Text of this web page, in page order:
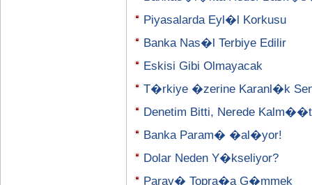
Piyasalarda Eyl�l Korkusu
Banka Nas�l Terbiye Edilir
Eskisi Gibi Olmayacak
T�rkiye �zerine Karanl�k
Denetim Bitti, Nerede
Banka Param� �al�yor!
Dolar Neden Y�kseliyor?
Paray� Topra�a G�mmek